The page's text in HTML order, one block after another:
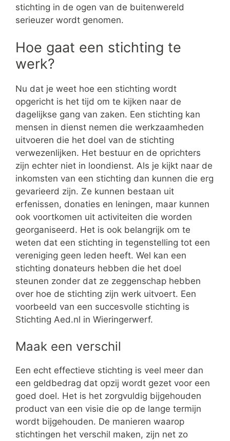
stichting in de ogen van de buitenwereld
serieuzer wordt genomen.
Hoe gaat een stichting te
werk?
Nu dat je weet hoe een stichting wordt
opgericht is het tijd om te kijken naar de
dagelijkse gang van zaken. Een stichting kan
mensen in dienst nemen die werkzaamheden
uitvoeren die het doel van de stichting
verwezenlijken. Het bestuur en de oprichters
zijn echter niet in loondienst. Als je kijkt naar de
inkomsten van een stichting dan kunnen die erg
gevarieerd zijn. Ze kunnen bestaan uit
erfenissen, donaties en leningen, maar kunnen
ook voortkomen uit activiteiten die worden
georganiseerd. Het is ook belangrijk om te
weten dat een stichting in tegenstelling tot een
vereniging geen leden heeft. Wel kan een
stichting donateurs hebben die het doel
steunen zonder dat ze zeggenschap hebben
over hoe de stichting zijn werk uitvoert. Een
voorbeeld van een succesvolle stichting is
Stichting Aed.nl in Wieringerwerf.
Maak een verschil
Een echt effectieve stichting is veel meer dan
een geldbedrag dat opzij wordt gezet voor een
goed doel. Het is het zorgvuldig bijgehouden
product van een visie die op de lange termijn
wordt bijgehouden. De manieren waarop
stichtingen het verschil maken, zijn net zo